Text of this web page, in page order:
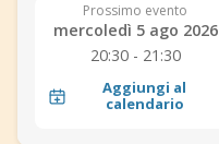
Prossimo evento
mercoledì 5 ago 2026
20:30 - 21:30
Aggiungi al
calendario